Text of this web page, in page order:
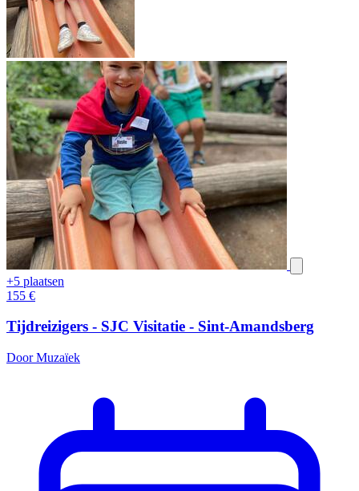
+5 plaatsen
155 €
Tijdreizigers - SJC Visitatie - Sint-Amandsberg
Door Muzaïek